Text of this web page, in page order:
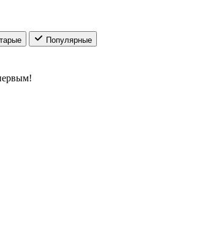
Популярные